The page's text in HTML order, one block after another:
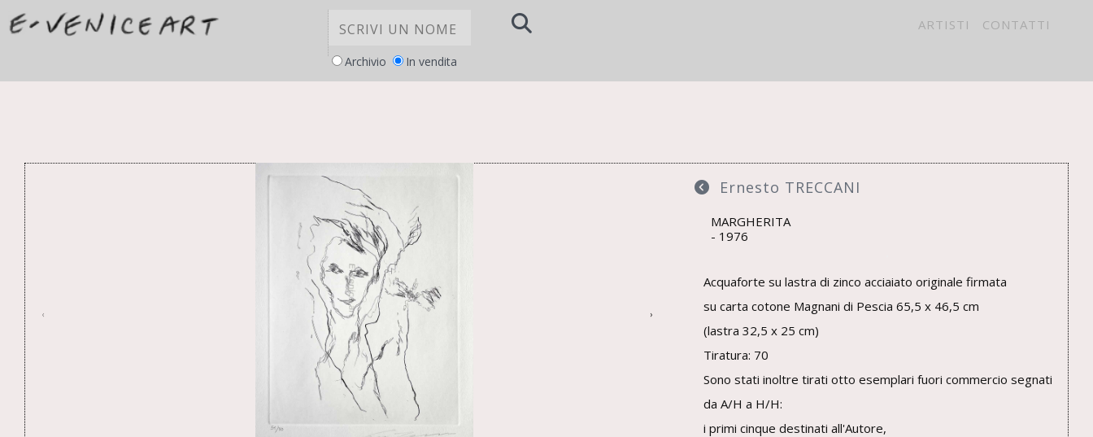
Archivio In vendita
CONTATTI
ARTISTI
‹ ›
Ernesto TRECCANI
MARGHERITA
1976
Acquaforte su lastra di zinco acciaiato originale firmata
su carta cotone Magnani di Pescia 65,5 x 46,5 cm
(lastra 32,5 x 25 cm)
Tiratura: 70
Sono stati inoltre tirati otto esemplari fuori commercio segnati
da A/H a H/H:
i primi cinque destinati all'Autore,